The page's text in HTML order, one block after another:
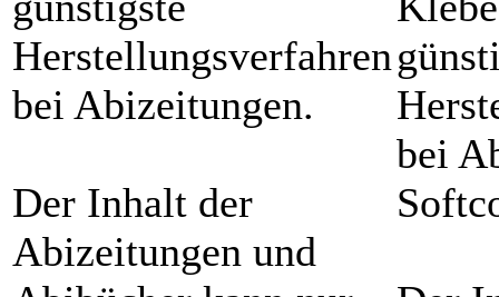
Herstellungsverfahren
bei Abizeitungen.
Der Inhalt der
Abizeitungen und
bei